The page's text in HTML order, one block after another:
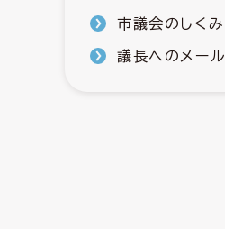
市議会のしくみ
議長へのメール